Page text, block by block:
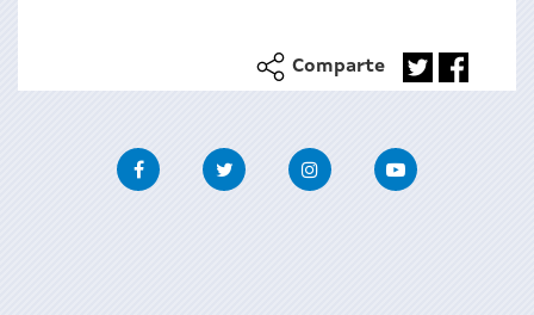
Comparte
FacebookTwitter InstagramYoutube